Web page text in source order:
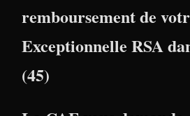
remboursement de
Exceptionnelle RSA
(45)